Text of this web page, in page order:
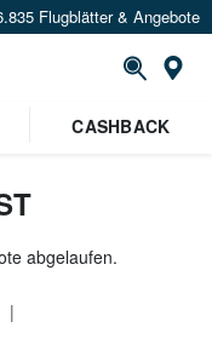
Flugblätter & Angebote
CASHBACK
abgelaufen.